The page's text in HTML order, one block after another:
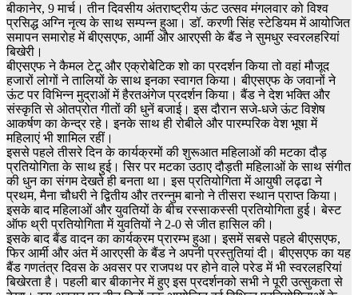
बीकानेर, 9 मार्च। तीन दिवसीय अंतराष्ट्रीय ऊंट उत्सव मंगलवार को विश्व
प्रसिद्ध अग्नि नृत्य के साथ सम्पन्न हुआ। डॉ. करणी सिंह स्टेडियम में आयोजित
समापन समारोह में बीएसएफ, आर्मी और आरएसी के बैंड ने सुमधुर स्वरलहरियां
बिखेरी।
बीएसएफ ने कैमल टेटू और एक्रोबेटिक शो का प्रदर्शन किया तो वहां मौजूद
हजारों लोगों ने तालियों के साथ इनका स्वागत किया। बीएसएफ के जवानों ने
ऊंट पर विभिन्न मुद्राओं में हैरतअंगेज प्रदर्शन किया। बैंड ने देश भक्ति और
संस्कृति से ओतप्रोत गीतों की धुनें बजाई। इस दौरान सजे-धजे ऊंट विशेष
आकर्षण का केन्द्र रहे। इनके साथ ही रोबीले और पारम्परिक वेश भूषा में
महिलाएं भी शामिल रहीं।
इससे पहले तीसरे दिन के कार्यक्रमों की शुरूआत महिलाओं की मटका दौड़
प्रतियोगिता के साथ हुई। सिर पर मटका उठाए दौड़ती महिलाओं के साथ संगीत
की धुन का संगम देखते ही बनता था। इस प्रतियोगिता में आयुषी लढ्ढा ने
प्रथम, मैना चौधरी ने द्वितीय और तरन्नुम बानो ने तीसरा स्थान प्राप्त किया।
इसके बाद महिलाओं और युवतियों के बीच रस्साकस्सी प्रतियोगिता हुई। बेस्ट
ऑफ थ्री प्रतियोगिता में युवतियों ने 2-0 से जीत हासिल की।
इसके बाद बैंड वादन का कार्यक्रम प्रारम्भ हुआ। इसमें सबसे पहले बीएसएफ,
फिर आर्मी और अंत में आरएसी के बैंड ने अपनी प्रस्तुतियां दी। बीएसएफ का यह
बैंड गणतंत्र दिवस के अवसर पर राजपथ पर होने वाले परेड में भी स्वरलहरियां
बिखेरता है। पहली बार बीकानेर में हुए इस प्रदर्शनको सभी ने पूरी उत्सुकता से